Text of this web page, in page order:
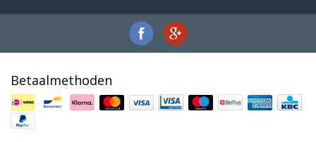
Betaalmethoden